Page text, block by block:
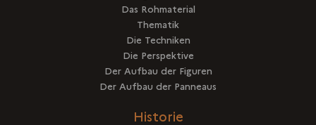
Das Rohmaterial
Thematik
Die Techniken
Die Perspektive
Der Aufbau der Figuren
Der Aufbau der Panneaus
Historie